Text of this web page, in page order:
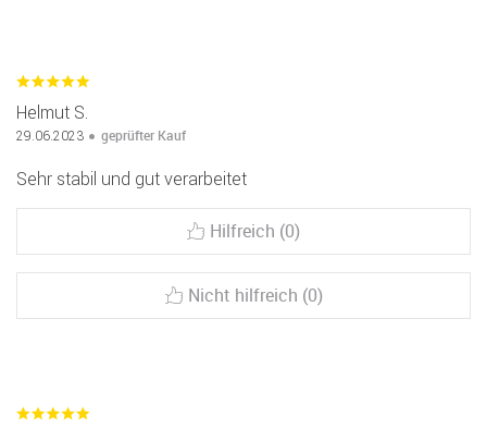
Helmut S.
29.06.2023 geprüfter Kauf
Sehr stabil und gut verarbeitet
Hilfreich (0)
Nicht hilfreich (0)